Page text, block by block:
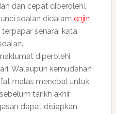
dan cepat diperolehi.
soalan didalam enjin
senarai kata
diperolehi
Walaupun kemudahan
malas menebal untuk
tarikh akhir
dapat disiapkan